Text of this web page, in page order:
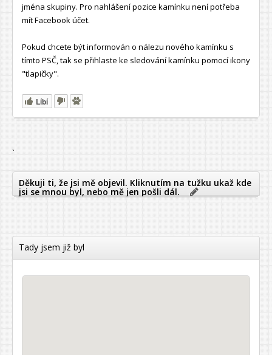
jména skupiny. Pro nahlášení pozice kamínku není potřeba
mít Facebook účet.
Pokud chcete být informován o nálezu nového kamínku s
tímto PSČ, tak se přihlaste ke sledování kamínku pomocí ikony
"tlapičky".
Líbí
`
Děkuji ti, že jsi mě objevil. Kliknutím na tužku ukaž kde
jsi se mnou byl, nebo mě jen pošli dál.
Tady jsem již byl